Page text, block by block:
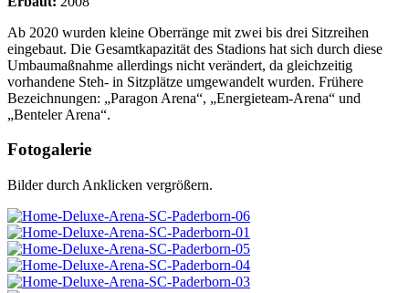
Ab 2020 wurden kleine Oberränge mit zwei bis drei Sitzreihen
eingebaut. Die Gesamtkapazität des Stadions hat sich durch diese
Umbaumaßnahme allerdings nicht verändert, da gleichzeitig
vorhandene Steh- in Sitzplätze umgewandelt wurden. Frühere
Bezeichnungen: „Paragon Arena“, „Energieteam-Arena“ und
„Benteler Arena“.
Fotogalerie
Bilder durch Anklicken vergrößern.